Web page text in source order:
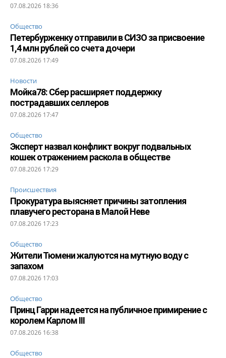
07.08.2026 18:36
Общество
Петербурженку отправили в СИЗО за присвоение
1,4 млн рублей со счета дочери
07.08.2026 17:49
Новости
Мойка78: Сбер расширяет поддержку
пострадавших селлеров
07.08.2026 17:47
Общество
Эксперт назвал конфликт вокруг подвальных
кошек отражением раскола в обществе
07.08.2026 17:29
Происшествия
Прокуратура выясняет причины затопления
плавучего ресторана в Малой Неве
07.08.2026 17:23
Общество
Жители Тюмени жалуются на мутную воду с
запахом
07.08.2026 17:03
Общество
Принц Гарри надеется на публичное примирение с
королем Карлом III
07.08.2026 16:38
Общество